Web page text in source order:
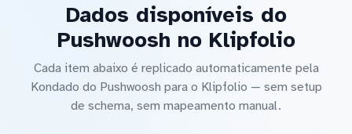
Dados disponíveis do
Pushwoosh no Klipfolio
Cada item abaixo é replicado automaticamente pela
Kondado do Pushwoosh para o Klipfolio — sem setup
de schema, sem mapeamento manual.